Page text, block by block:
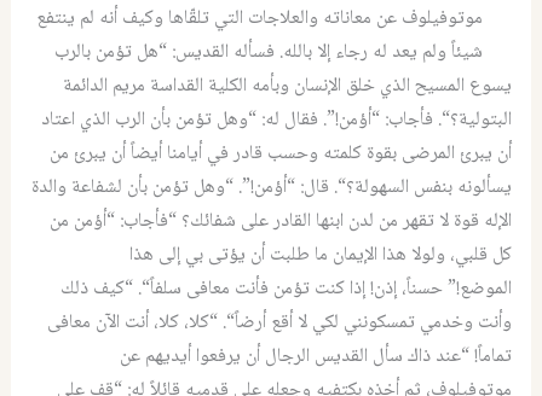
موتوفيلوف عن معاناته والعلاجات التي تلقّاها وكيف أنه لم ينتفع
شيئاً ولم يعد له رجاء إلا بالله. فسأله القديس: “هل تؤمن بالرب
يسوع المسيح الذي خلق الإنسان وبأمه الكلية القداسة مريم الدائمة
البتولية؟“. فأجاب: “أؤمن!”. فقال له: “وهل تؤمن بأن الرب الذي اعتاد
أن يبرئ المرضى بقوة كلمته وحسب قادر في أيامنا أيضاً أن يبرئ من
يسألونه بنفس السهولة؟“. قال: “أؤمن!”. “وهل تؤمن بأن لشفاعة والدة
الإله قوة لا تقهر من لدن ابنها القادر على شفائك؟“فأجاب: “أؤمن من
كل قلبي، ولولا هذا الإيمان ما طلبت أن يؤتى بي إلى هذا
الموضع!”حسناً، إذن!إذا كنت تؤمن فأنت معافى سلفاً“. “كيف ذلك
وأنت وخدمي تمسكونني لكي لا أقع أرضاً“. “كلا، كلا، أنت الآن معافى
تماماً! “عند ذاك سأل القديس ‏الرجال أن يرفعوا أيديهم عن